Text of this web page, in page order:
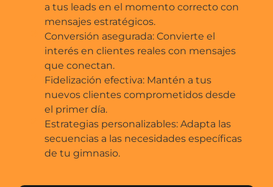
a tus leads en el momento correcto con
mensajes estratégicos.
Conversión asegurada: Convierte el
interés en clientes reales con mensajes
que conectan.
Fidelización efectiva: Mantén a tus
nuevos clientes comprometidos desde
el primer día.
Estrategias personalizables: Adapta las
secuencias a las necesidades específicas
de tu gimnasio.